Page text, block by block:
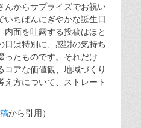
んからサプライズでお祝い
いちばんにぎやかな誕生日
内面を吐露する投稿はほと
日は特別に、感謝の気持ち
ったものです。それだけ
コアな価値観、地域づくり
え方について、ストレート
から引用）